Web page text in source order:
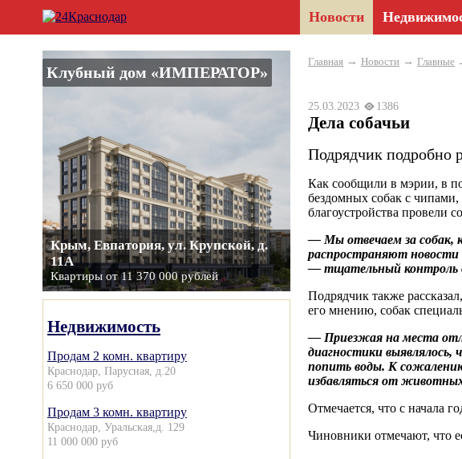
Новости
Клубный дом «ИМПЕРАТОР»
Крым, Евпатория, ул. Крупской, д.
11А
Квартиры от 11 370 000 рублей
Недвижимость
Продам 2 комн. квартиру
Краснодар, Парусная, д.20
6 650 000 руб
Продам 3 комн. квартиру
Краснодар, Уральская,д. 129
11 000 000 руб
Главная → Новости → Главные
25.03.2023 1386
Дела собачьи
Подрядчик подробно
Как сообщили в мэрии, в
бездомных собак с чипами,
благоустройства провели
— Мы отвечаем за собак,
распространяют
— тщательный контроль
Подрядчик также
его мнению, собак
— Приезжая на места
диагностики выявлялось,
попить воды. К
избавляться от
Отмечается, что с начала
Чиновники отмечают, что